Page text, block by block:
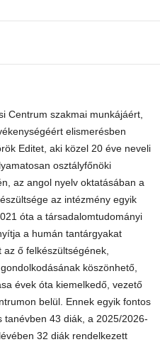
Centrum szakmai munkájáért,
elismerésben
Editet, aki közel 20 éve neveli
osztályfőnöki
az angol nyelv oktatásában a
az intézmény egyik
óta a társadalomtudományi
a humán tantárgyakat
ő felkészültségének,
köszönhető,
évek óta kiemelkedő, vezető
belül. Ennek egyik fontos
43 diák, a 2025/2026-
32 diák rendelkezett